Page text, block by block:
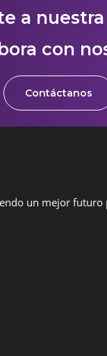
a
con
Contáctanos
un mejor futuro